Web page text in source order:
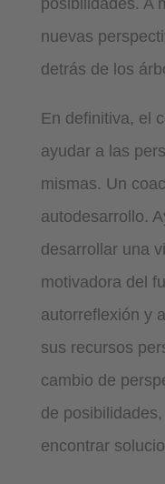
nuevas
detrás de los
En definitiva, el
ayudar a las
mismas. Un
autodesarrollo.
desarrollar una
motivadora del
autorreflexión y
sus recursos
cambio de
de
encontrar